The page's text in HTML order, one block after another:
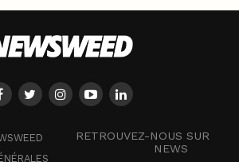
RETROUVEZ-NOUS SUR
NEWS